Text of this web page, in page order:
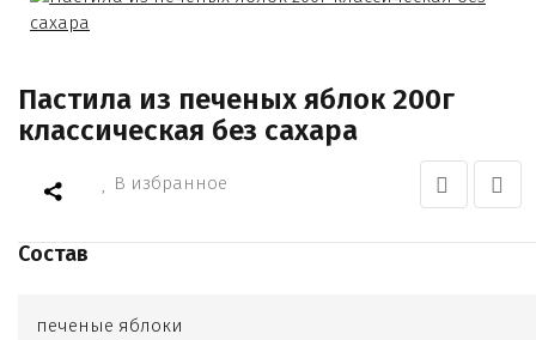
Пастила из печеных яблок 200г
классическая без сахара
В избранное
Состав
печеные яблоки